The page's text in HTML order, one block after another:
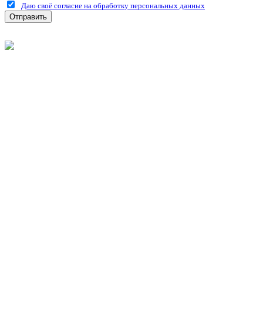
Даю своё согласие на обработку персональных данных
Отправить